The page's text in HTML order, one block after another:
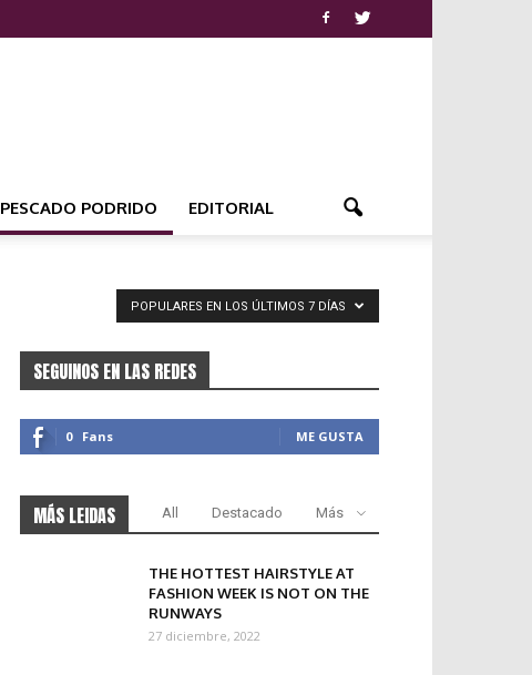
PESCADO PODRIDO EDITORIAL
POPULARES EN LOS ÚLTIMOS 7 DÍAS
SEGUINOS EN LAS REDES
0 Fans ME GUSTA
MÁS LEIDAS All Destacado Más
THE HOTTEST HAIRSTYLE AT
FASHION WEEK IS NOT ON THE
RUNWAYS
27 diciembre, 2022